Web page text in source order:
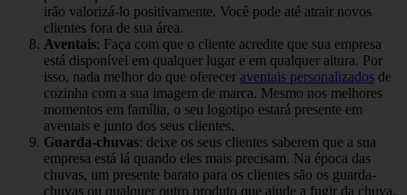
irão valorizá-lo positivamente. Você pode até atrair novos
clientes fora de sua área.
Aventais: Faça com que o cliente acredite que sua empresa
está disponível em qualquer lugar e em qualquer altura. Por
isso, nada melhor do que oferecer aventais personalizados de
cozinha com a sua imagem de marca. Mesmo nos melhores
momentos em família, o seu logotipo estará presente em
aventais e junto dos seus clientes.
Guarda-chuvas: deixe os seus clientes saberem que a sua
empresa está lá quando eles mais precisam. Na época das
chuvas, um presente barato para os clientes são os guarda-
chuvas ou qualquer outro produto que ajude a fugir da chuva.